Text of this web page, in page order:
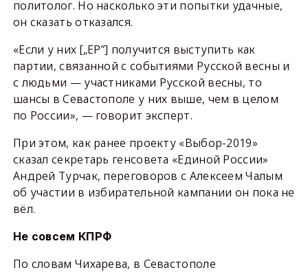
политолог. Но насколько эти попытки удачные,
он сказать отказался.
«Если у них [„ЕР”] получится выступить как
партии, связанной с событиями Русской весны и
с людьми — участниками Русской весны, то
шансы в Севастополе у них выше, чем в целом
по России», — говорит эксперт.
При этом, как ранее проекту «Выбор-2019»
сказал секретарь генсовета «Единой России»
Андрей Турчак, переговоров с Алексеем Чалым
об участии в избирательной кампании он пока не
вёл.
Не совсем КПРФ
По словам Чихарева, в Севастополе